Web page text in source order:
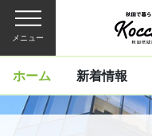
メニュー
ホーム 新着情報